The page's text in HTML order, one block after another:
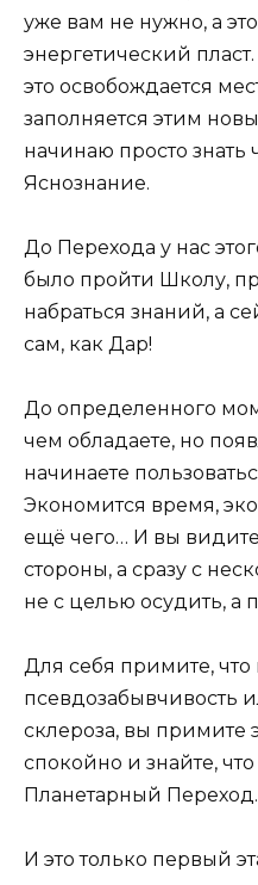
уже вам не нужно, а
энергетический
это освобождается
заполняется этим
начинаю просто знать
Яснознание.
До Перехода у нас
было пройти Школу,
набраться знаний, а
сам, как Дар!
До определенного
чем обладаете, но
начинаете
Экономится время,
ещё чего… И вы
стороны, а сразу с
не с целью осудить, а
Для себя примите, что
псевдозабывчивость
склероза, вы примите
спокойно и знайте, что
Планетарный Переход.
И это только первый